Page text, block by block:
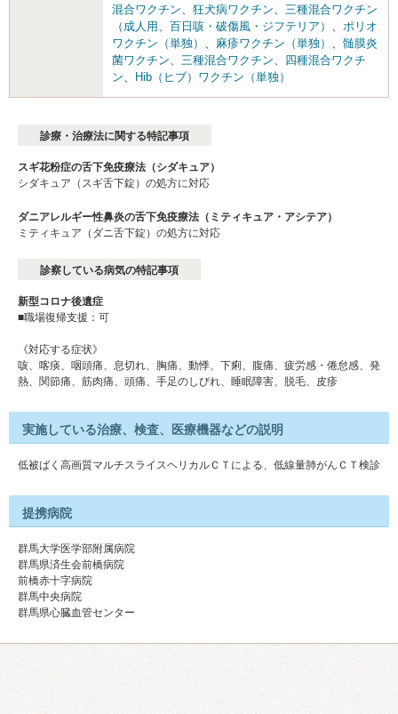
混合ワクチン
狂犬病ワクチン
三種混合ワクチン
（成人用、百日咳・破傷風・ジフテリア）
ポリオ
ワクチン（単独）
麻疹ワクチン（単独）
髄膜炎
菌ワクチン
三種混合ワクチン
四種混合ワクチ
ン
Hib（ヒブ）ワクチン（単独）
診療・治療法に関する特記事項
スギ花粉症の舌下免疫療法（シダキュア）
シダキュア（スギ舌下錠）の処方に対応
ダニアレルギー性鼻炎の舌下免疫療法（ミティキュア・アシテア）
ミティキュア（ダニ舌下錠）の処方に対応
診察している病気の特記事項
新型コロナ後遺症
■職場復帰支援：可
《対応する症状》
咳、喀痰、咽頭痛、息切れ、胸痛、動悸、下痢、腹痛、疲労感・倦怠感、発
熱、関節痛、筋肉痛、頭痛、手足のしびれ、睡眠障害、脱毛、皮疹
実施している治療、検査、医療機器などの説明
低被ばく高画質マルチスライスヘリカルＣＴによる、低線量肺がんＣＴ検診
提携病院
群馬大学医学部附属病院
群馬県済生会前橋病院
前橋赤十字病院
群馬中央病院
群馬県心臓血管センター